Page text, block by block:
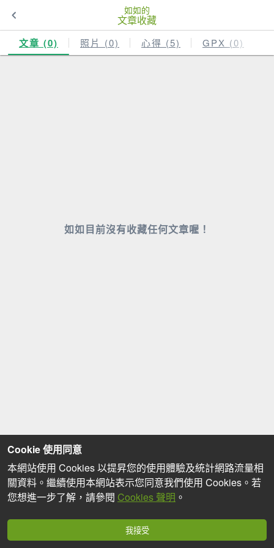
如如的
文章收藏
文章 (0) 照片 (0) 心得 (5) GPX (0)
如如目前沒有收藏任何文章喔！
Cookie 使用同意
本網站使用 Cookies 以提昇您的使用體驗及統計網路流量相
關資料。繼續使用本網站表示您同意我們使用 Cookies。若
您想進一步了解，請參閱 Cookies 聲明 。
我接受